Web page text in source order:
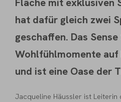
hat dafür gleich zwei
geschaffen. Das
Wohlfühlmomente auf
und ist eine Oase der
Jacqueline Häussler ist Leiterin